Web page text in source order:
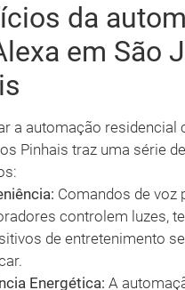
da
em São
a automação residencial
Pinhais traz uma série
Comandos de voz
controlem luzes,
de entretenimento
Energética: A